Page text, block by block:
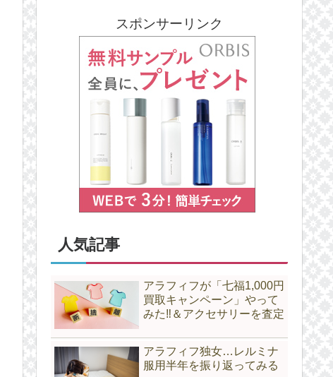
スポンサーリンク
人気記事
アラフィフが「七福1,000円
買取キャンペーン」やって
みた‼＆アクセサリーを査定
アラフィフ独女…レルミナ
服用半年を振り返ってみる